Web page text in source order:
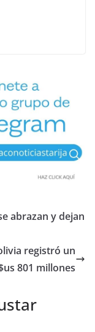
abrazan y dejan
registró un
801 millones